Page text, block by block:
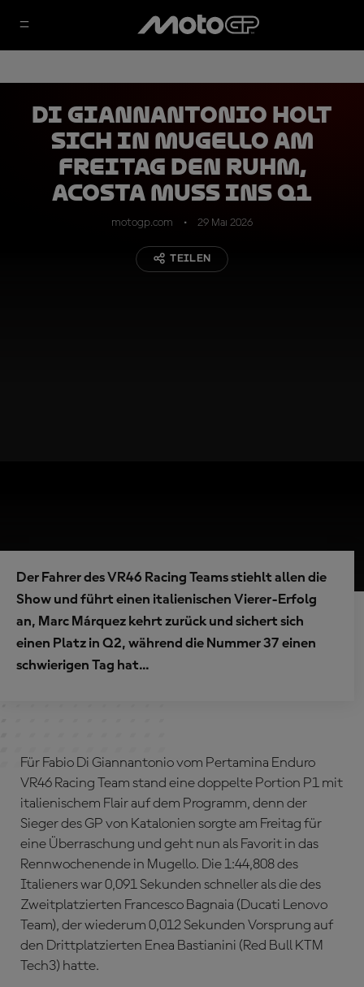
Di Giannantonio holt
sich in Mugello am
Freitag den Ruhm,
Acosta muss ins Q1
motogp.com 29 Mai 2026
TEILEN
Der Fahrer des VR46 Racing Teams stiehlt allen die
Show und führt einen italienischen Vierer-Erfolg
an, Marc Márquez kehrt zurück und sichert sich
einen Platz in Q2, während die Nummer 37 einen
schwierigen Tag hat...
Für Fabio Di Giannantonio vom Pertamina Enduro
VR46 Racing Team stand eine doppelte Portion P1 mit
italienischem Flair auf dem Programm, denn der
Sieger des GP von Katalonien sorgte am Freitag für
eine Überraschung und geht nun als Favorit in das
Rennwochenende in Mugello. Die 1:44,808 des
Italieners war 0,091 Sekunden schneller als die des
Zweitplatzierten Francesco Bagnaia (Ducati Lenovo
Team), der wiederum 0,012 Sekunden Vorsprung auf
den Drittplatzierten Enea Bastianini (Red Bull KTM
Tech3) hatte.